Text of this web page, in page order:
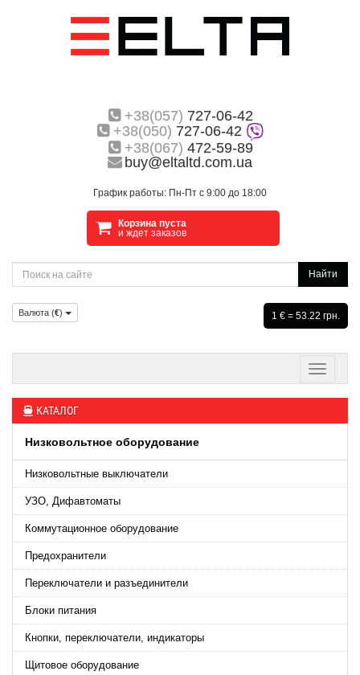
+38(057) 727-06-42
+38(050) 727-06-42
+38(067) 472-59-89
buy@eltaltd.com.ua
График работы: Пн-Пт с 9:00 до 18:00
Корзина пуста
и ждет заказов
Найти
Валюта (€) 1 € = 53.22 грн.
КАТАЛОГ
Низковольтное оборудование
Низковольтные выключатели
УЗО, Дифавтоматы
Коммутационное оборудование
Предохранители
Переключатели и разъединители
Блоки питания
Кнопки, переключатели, индикаторы
Щитовое оборудование